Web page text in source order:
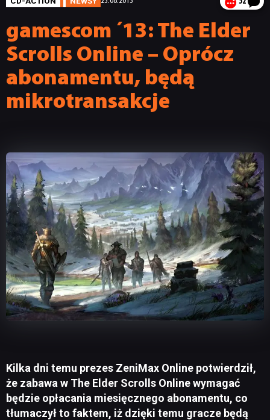
gamescom ´13: The Elder
Scrolls Online – Oprócz
abonamentu, będą
mikrotransakcje
Kilka dni temu prezes ZeniMax Online potwierdził,
że zabawa w The Elder Scrolls Online wymagać
będzie opłacania miesięcznego abonamentu, co
tłumaczył to faktem, iż dzięki temu gracze będą